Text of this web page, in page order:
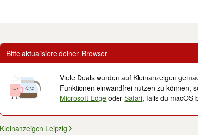
Bitte aktualisiere deinen Browser
Viele Deals wurden auf Kleinanzeigen
Funktionen einwandfrei nutzen zu können,
Microsoft Edge oderSafari, falls du macOS
Kleinanzeigen Leipzig